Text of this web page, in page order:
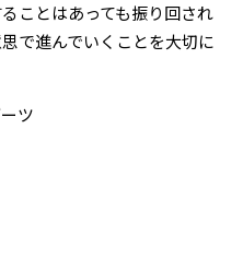
ことはあっても振り回され
で進んでいくことを大切に
ツ